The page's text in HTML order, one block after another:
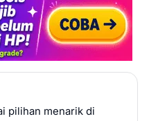
pilihan menarik di